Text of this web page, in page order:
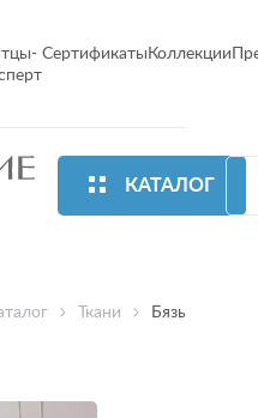
СертификатыКоллекции
КАТАЛОГ
Ткани Бязь